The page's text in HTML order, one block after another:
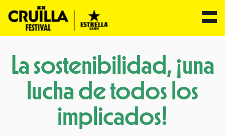
contenido
La sostenibilidad, ¡una
lucha de todos los
implicados!